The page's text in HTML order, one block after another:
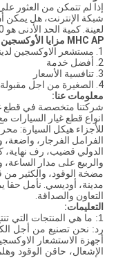
إذا لم تتمكن من العثور
شبكة الإنترنت، هل يمكن
لعينة. كمية الحد الأدنى هو 50 جهاز كمبيوتر شخصى، وبسعر معقول.
MHC AP مزايا الأوكسجين الاستشعار:
1. مستشعر الاوكسجين لدينا هو من اليابان، نفس نوعية الأصلي.
2. أفضل خدمة
3. تنافسية الأسعار
4. الصغيرة من اجل مقبولة
معلومات عنا:
انواع قطع غيار السيارات
للأجزاء هيكل السيارة:
الفرامل الفرجار، واضعة،
الدولي قضيب، رف نهاية،
والربيع على مدار الساعة،
مدينة، أوديسي. نأمل حقا
التعاون والصداقة.
التعليمات:
1: ما هي المنتجات التي تنتج شركتك؟
رد: نحن تصنيع من أجل
الإشعال، حاقن الوقود